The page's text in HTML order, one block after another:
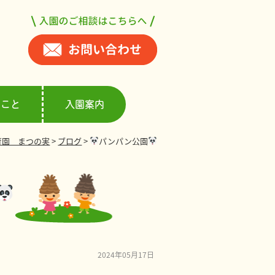
と 入園案内
園 まつの実> ブログ> パンパン公園
2024年05月17日